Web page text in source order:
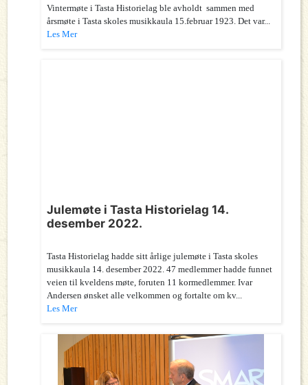
Vintermøte i Tasta Historielag ble avholdt sammen med
årsmøte i Tasta skoles musikkaula 15.februar 1923. Det var...
Les Mer
Julemøte i Tasta Historielag 14.
desember 2022.
Tasta Historielag hadde sitt årlige julemøte i Tasta skoles
musikkaula 14. desember 2022. 47 medlemmer hadde funnet
veien til kveldens møte, foruten 11 kormedlemmer. Ivar
Andersen ønsket alle velkommen og fortalte om kv...
Les Mer